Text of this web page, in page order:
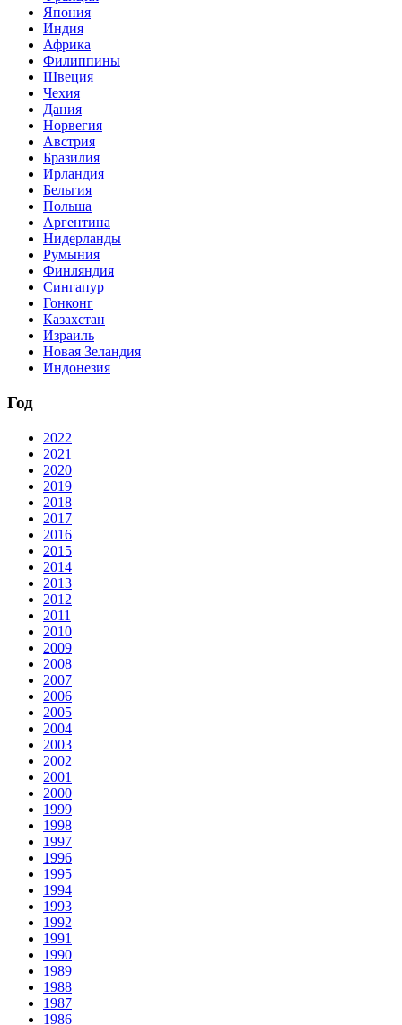
Япония
Индия
Африка
Филиппины
Швеция
Чехия
Дания
Норвегия
Австрия
Бразилия
Ирландия
Бельгия
Польша
Аргентина
Нидерланды
Румыния
Финляндия
Сингапур
Гонконг
Казахстан
Израиль
Новая Зеландия
Индонезия
Год
2022
2021
2020
2019
2018
2017
2016
2015
2014
2013
2012
2011
2010
2009
2008
2007
2006
2005
2004
2003
2002
2001
2000
1999
1998
1997
1996
1995
1994
1993
1992
1991
1990
1989
1988
1987
1986